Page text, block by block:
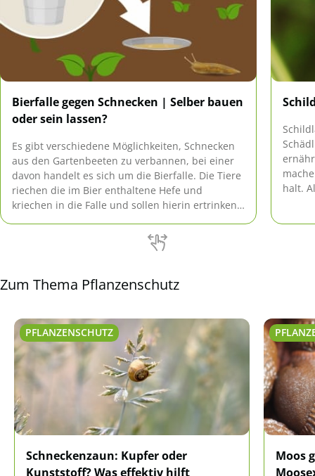
Bierfalle gegen Schnecken | Selber bauen
oder sein lassen?
Es gibt verschiedene Möglichkeiten, Schnecken
aus den Gartenbeeten zu verbannen, bei einer
davon handelt es sich um die Bierfalle. Die Tiere
riechen die im Bier enthaltene Hefe und
kriechen in die Falle und sollen hierin ertrinken.
halt.
Zum Thema Pflanzenschutz
PFLANZENSCHUTZ
Schneckenzaun: Kupfer oder
Kunststoff? Was effektiv hilft
Moos